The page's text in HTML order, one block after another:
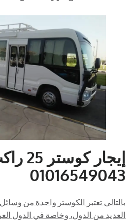
إيجار
01016549043
بالتالى تعتبر الكوستر واحدة من
العديد من الدول، وخاصة في الدول